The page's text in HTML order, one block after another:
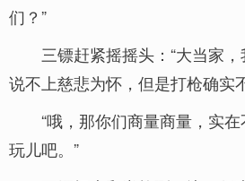
们？”
三镖赶紧摇摇头：“大当家
说不上慈悲为怀，但是打枪确实
“哦，那你们商量商量，实
玩儿吧。”